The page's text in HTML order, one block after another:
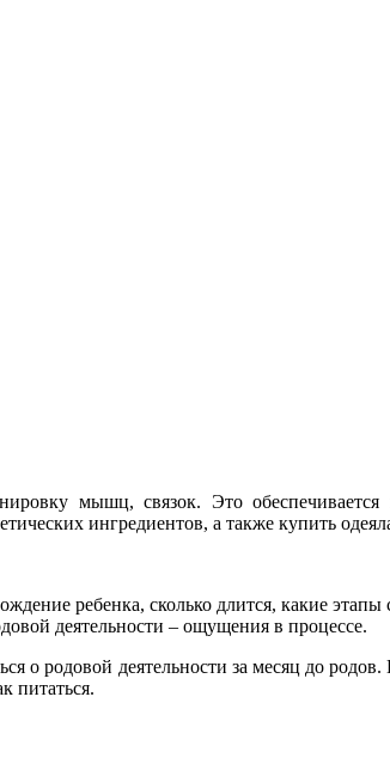
мышц, связок. Это
ингредиентов, а также купить
ребенка, сколько длится, какие этапы
деятельности – ощущения в процессе.
о родовой деятельности за месяц до
питаться.